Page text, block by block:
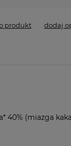
produkt dodaj
40% (miazga